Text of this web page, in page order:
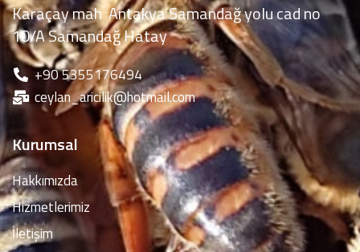
Karaçay mah Antakya Samandağ yolu cad no
10/A Samandağ Hatay
‪+90 5355176494
ceylan_aricilik@hotmail.com
Kurumsal
Hakkımızda
Hizmetlerimiz
İletişim